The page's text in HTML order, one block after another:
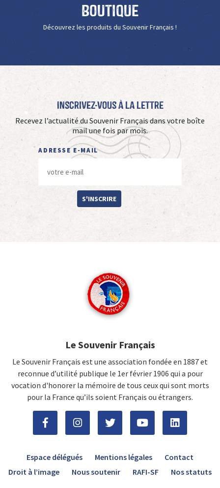
Boutique
Découvrez les produits du Souvenir Français !
Inscrivez-vous à La Lettre
Recevez l’actualité du Souvenir Français dans votre boîte
mail une fois par mois.
ADRESSE E-MAIL
S'INSCRIRE
Le Souvenir Français
Le Souvenir Français est une association fondée en 1887 et
reconnue d’utilité publique le 1er février 1906 qui a pour
vocation d'honorer la mémoire de tous ceux qui sont morts
pour la France qu’ils soient Français ou étrangers.
Espace délégués Mentions légales
Contact
Droit à l’image
Nous soutenir RAFI-SF Nos statuts